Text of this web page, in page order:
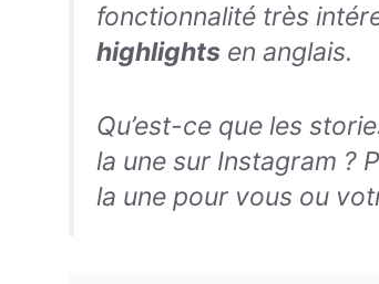
fonctionnalité très
highlights en anglais.
Qu’est-ce que les
la une sur Instagram ?
la une pour vous ou